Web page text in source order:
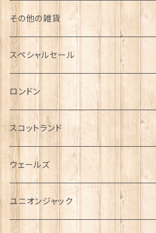
その他の雑貨
ミニカー
チャーム
犬グッズ
傘
指貫(シンブル)
スペシャルセール
ロンドン
スコットランド
ウェールズ
ユニオンジャック